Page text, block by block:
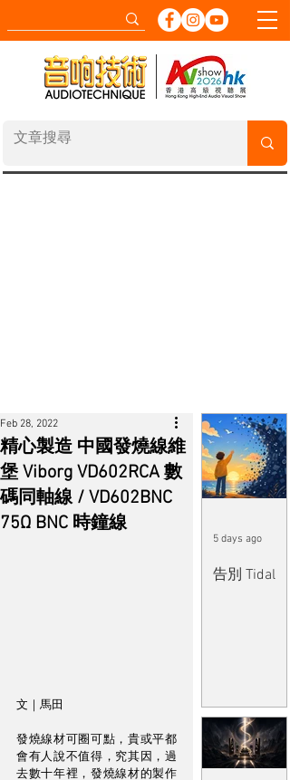
精心製造 中國發燒線維
堡 Viborg VD602RCA 數
碼同軸線 / VD602BNC
75Ω BNC 時鐘線
Feb 28, 2022
文｜馬田
發燒線材可圈可點，貴或平都
會有人說不值得，究其因，過
去數十年裡，發燒線材的製作
告別 Tidal
5 days ago